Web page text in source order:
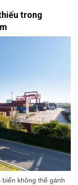
trong
không thể gánh